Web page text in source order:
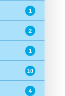
1
2
1
10
4